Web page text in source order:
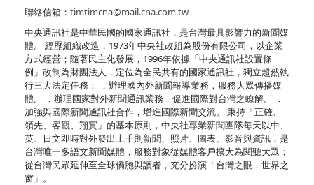
聯絡信箱： timtimcna@mail.cna.com.tw
中央通訊社是中華民國的國家通訊社，是台灣最具影響力的新聞媒
體。 經歷組織改造，1973年中央社改組為股份有限公司，以企業
方式經營；隨著民主化發展，1996年依據「中央通訊社設置條
例」改制為財團法人，定位為全民共有的國家通訊社，獨立超然執
行三大法定任務： ．辦理國內外新聞報導業務，服務大眾傳播媒
體。 ．辦理國家對外新聞通訊業務，促進國際對台灣之瞭解。 ．
加強與國際新聞通訊社合作，增進國際新聞交流。 秉持「正確、
領先、客觀、翔實」的基本原則，中央社專業新聞團隊每天以中、
英、日文即時對外發出上千則新聞、照片、圖表、影音與資訊，是
台灣唯一多語文新聞媒體，服務對象從媒體客戶擴大為閱聽大眾；
從台灣民眾延伸至全球僑胞與讀者，充分扮演「台灣之眼，世界之
窗」。